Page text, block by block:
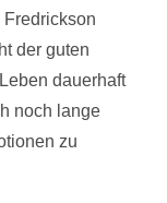
der guten
dauerhaft
noch lange
zu